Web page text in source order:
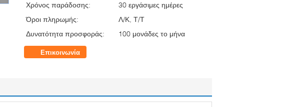
Χρόνος παράδοσης:
30 εργάσιμες ημέρες
Όροι πληρωμής:
Λ/Κ, Τ/Τ
Δυνατότητα προσφοράς:
100 μονάδες το μήνα
Επικοινωνία